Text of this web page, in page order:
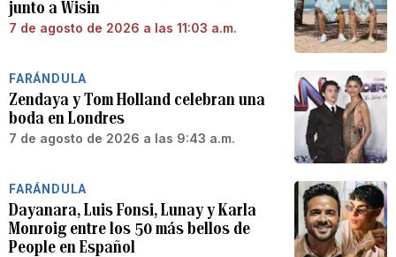
junto a Wisin
7 de agosto de 2026 a las 11:03 a.m.
FARÁNDULA
Zendaya y Tom Holland celebran una
boda en Londres
7 de agosto de 2026 a las 9:43 a.m.
FARÁNDULA
Dayanara, Luis Fonsi, Lunay y Karla
Monroig entre los 50 más bellos de
People en Español